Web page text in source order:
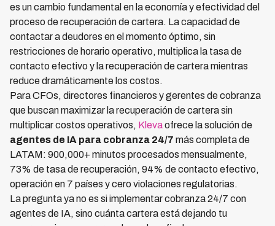
es un cambio fundamental en la economía y efectividad del
proceso de recuperación de cartera. La capacidad de
contactar a deudores en el momento óptimo, sin
restricciones de horario operativo, multiplica la tasa de
contacto efectivo y la recuperación de cartera mientras
reduce dramáticamente los costos.
Para CFOs, directores financieros y gerentes de cobranza
que buscan maximizar la recuperación de cartera sin
multiplicar costos operativos, Klevaofrece la solución de
agentes de IA para cobranza 24/7 más completa de
LATAM: 900,000+ minutos procesados mensualmente,
73% de tasa de recuperación, 94% de contacto efectivo,
operación en 7 países y cero violaciones regulatorias.
La pregunta ya no es si implementar cobranza 24/7 con
agentes de IA, sino cuánta cartera está dejando tu